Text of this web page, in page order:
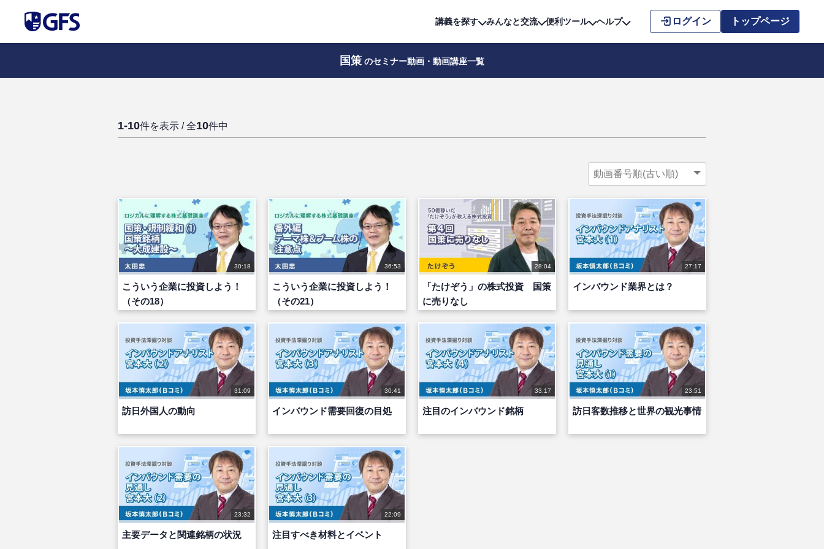
講義を探す みんなと交流 便利ツール ヘルプ ログイン トップページ
国策 のセミナー動画・動画講座一覧
1-10件を表示 / 全10件中
30:18
こういう企業に投資しよう！
（その18）
36:53
こういう企業に投資しよう！
（その21）
28:04
「たけぞう」の株式投資 国策
に売りなし
27:17
インバウンド業界とは？
31:09
訪日外国人の動向
30:41
インバウンド需要回復の目処
33:17
注目のインバウンド銘柄
23:51
訪日客数推移と世界の観光事情
23:32
主要データと関連銘柄の状況
22:09
注目すべき材料とイベント